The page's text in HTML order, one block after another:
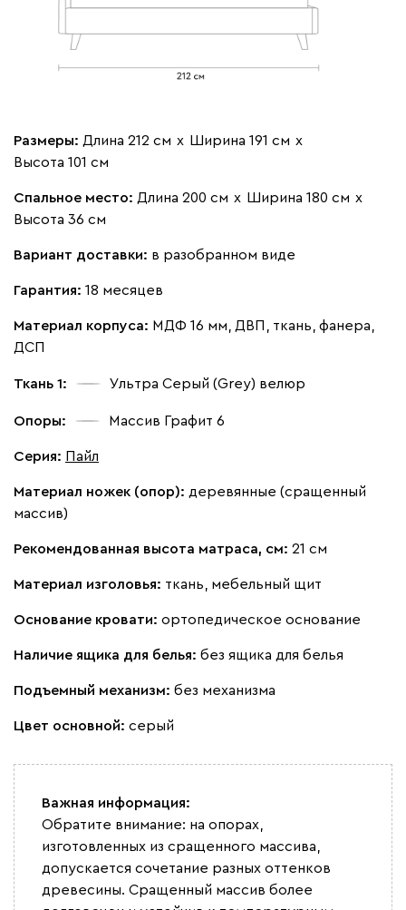
Размеры: Длина 212 см х Ширина 191 см х
Высота 101 см
Спальное место: Длина 200 см х Ширина 180 см х
Высота 36 см
Вариант доставки: в разобранном виде
Гарантия: 18 месяцев
Материал корпуса: МДФ 16 мм, ДВП, ткань, фанера,
ДСП
Ткань 1: Ультра Серый (Grey) велюр
Опоры: Массив Графит 6
Серия: Пайл
Материал ножек (опор): деревянные (сращенный
массив)
Рекомендованная высота матраса, см: 21 см
Материал изголовья: ткань, мебельный щит
Основание кровати: ортопедическое основание
Наличие ящика для белья: без ящика для белья
Подъемный механизм: без механизма
Цвет основной: серый
Важная информация:
Обратите внимание: на опорах,
изготовленных из сращенного массива,
допускается сочетание разных оттенков
древесины. Сращенный массив более